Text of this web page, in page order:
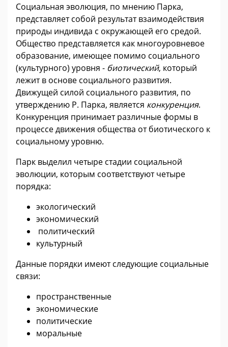
Социальная эволюция, по мнению Парка,
представляет собой результат взаимодействия
природы индивида с окружающей его средой.
Общество представляется как многоуровневое
образование, имеющее помимо социального
(культурного) уровня - биотический, который
лежит в основе социального развития.
Движущей силой социального развития, по
утверждению Р. Парка, является конкуренция.
Конкуренция принимает различные формы в
процессе движения общества от биотического к
социальному уровню.
Парк выделил четыре стадии социальной
эволюции, которым соответствуют четыре
порядка:
экологический
экономический
политический
культурный
Данные порядки имеют следующие социальные
связи:
пространственные
экономические
политические
моральные